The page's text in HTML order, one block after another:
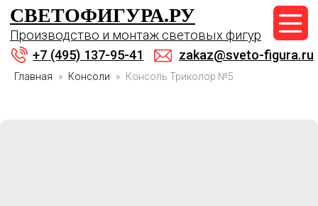
СВЕТОФИГУРА.РУ
Производство и монтаж световых фигур
zakaz@sveto-figura.ru
+7 (495) 137-95-41
zakaz@sveto-figura.ru
+7 (495) 137-95-41
Главная Консоли Консоль Триколор №5